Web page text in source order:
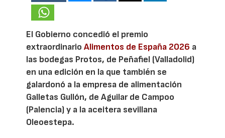
El Gobierno concedió el premio
extraordinarioAlimentos de España 2026 a
las bodegas Protos, de Peñafiel (Valladolid)
en una edición en la que también se
galardonó a la empresa de alimentación
Galletas Gullón, de Aguilar de Campoo
(Palencia) y a la aceitera sevillana
Oleoestepa.